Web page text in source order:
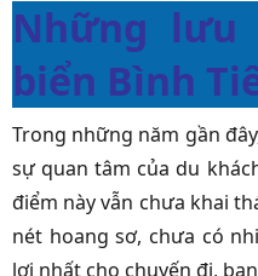
Những
biển Bình
Trong những năm gần
sự quan tâm của du
điểm này vẫn chưa khai
nét hoang sơ, chưa có
lợi nhất cho chuyến đi,